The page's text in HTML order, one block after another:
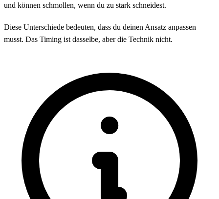
und können schmollen, wenn du zu stark schneidest.
Diese Unterschiede bedeuten, dass du deinen Ansatz anpassen
musst. Das Timing ist dasselbe, aber die Technik nicht.